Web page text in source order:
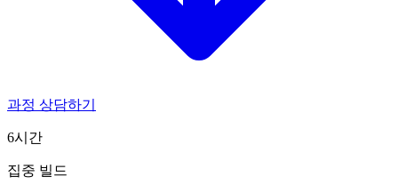
과정 상담하기
6시간
집중 빌드